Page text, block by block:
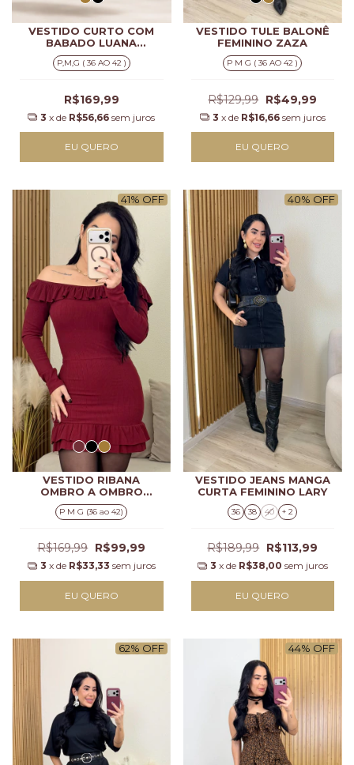
VESTIDO CURTO COM
BABADO LUANA
FEMININO
P,M,G ( 36 AO 42 )
R$169,99
3 x de R$56,66 sem juros
EU QUERO
VESTIDO TULE BALONÊ
FEMININO ZAZA
P M G ( 36 AO 42 )
R$129,99 R$49,99
3 x de R$16,66 sem juros
EU QUERO
41% OFF
VESTIDO RIBANA
OMBRO A OMBRO
FEMININO KIARA
P M G (36 ao 42)
R$169,99 R$99,99
3 x de R$33,33 sem juros
EU QUERO
40% OFF
VESTIDO JEANS MANGA
CURTA FEMININO LARY
36 38 40 + 2
R$189,99 R$113,99
3 x de R$38,00 sem juros
EU QUERO
62% OFF 44% OFF